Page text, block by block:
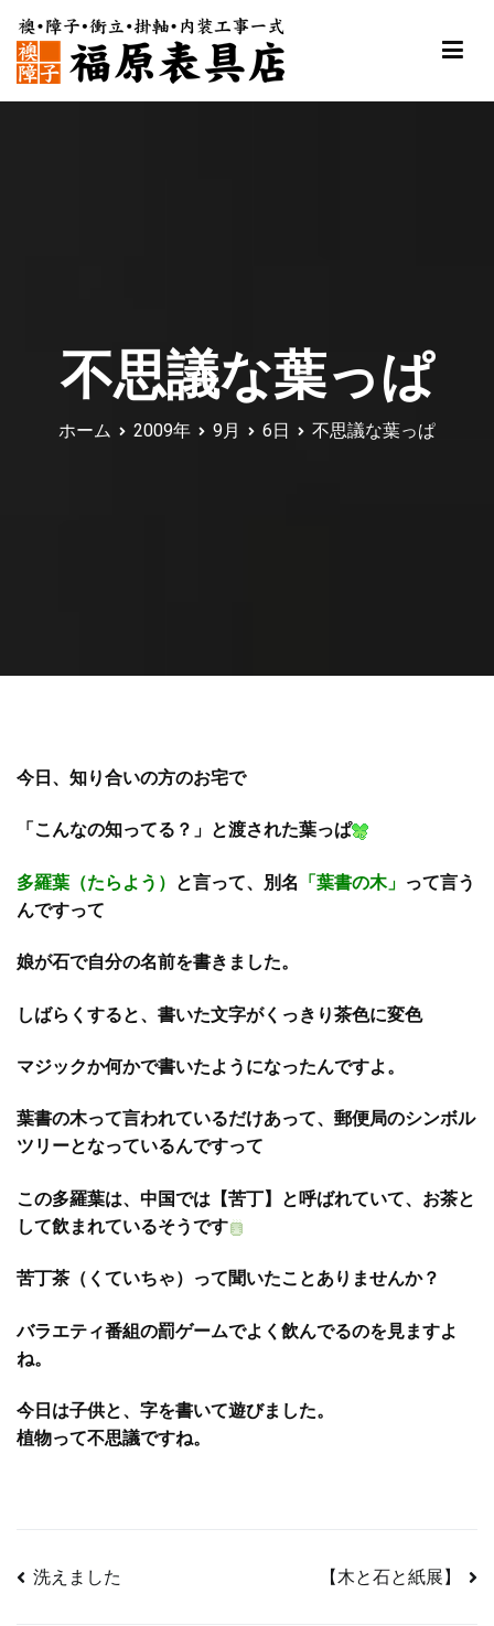
福原表具店
不思議な葉っぱ
ホーム 2009年 9月 6日 不思議な葉っぱ
今日、知り合いの方のお宅で
「こんなの知ってる？」と渡された葉っぱ
多羅葉（たらよう） と言って、別名 「葉書の木」 って言う
んですって
娘が石で自分の名前を書きました。
しばらくすると、書いた文字がくっきり茶色に変色
マジックか何かで書いたようになったんですよ。
葉書の木って言われているだけあって、郵便局のシンボル
ツリーとなっているんですって
この多羅葉は、中国では【苦丁】と呼ばれていて、お茶と
して飲まれているそうです
苦丁茶（くていちゃ）って聞いたことありませんか？
バラエティ番組の罰ゲームでよく飲んでるのを見ますよ
ね。
今日は子供と、字を書いて遊びました。
植物って不思議ですね。
投
洗えました 【木と石と紙展】